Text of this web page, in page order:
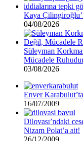
Kaya
04/08/2026
Süleyman
Mücadele
03/08/2026
Enver
16/07/2009
Dilovası’ndaki
Nizam Polat’a ait!